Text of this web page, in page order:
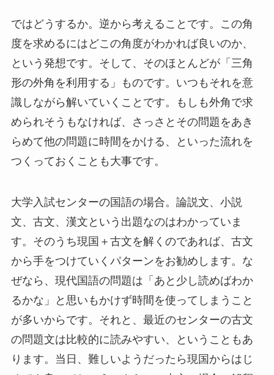
ではどうするか。逆から考えることです。この角
度を求めるにはどこの角度がわかれば良いのか、
という発想です。そして、そのほとんどが「三角
形の外角を利用する」ものです。いつもそれを意
識しながら解いていくことです。もしも外角で求
められそうもなければ、さっさとその問題をあき
らめて他の問題に時間をかける、といった流れを
つくっておくことも大事です。
大学入試センターの国語の場合。論説文、小説
文、古文、漢文という出題なのはわかっていま
す。そのうち現国＋古文を解くのであれば、古文
から手をつけていくパターンをお勧めします。な
ぜなら、現代国語の問題は「あと少し読めばわか
るかな」と思いもかけず時間を使ってしまうこと
が多いからです。それと、最近のセンターの古文
の問題文は比較的に読みやすい、ということもあ
ります。当日、難しいようだったら現国からはじ